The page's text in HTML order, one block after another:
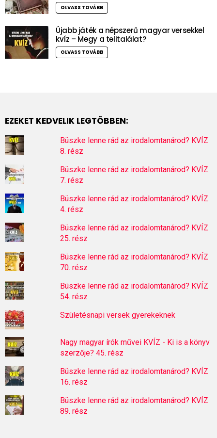
OLVASS TOVÁBB
Újabb játék a népszerű magyar versekkel
kvíz – Megy a telitalálat?
OLVASS TOVÁBB
EZEKET KEDVELIK LEGTÖBBEN:
Büszke lenne rád az irodalomtanárod? KVÍZ
8. rész
Büszke lenne rád az irodalomtanárod? KVÍZ
7. rész
Büszke lenne rád az irodalomtanárod? KVÍZ
4. rész
Büszke lenne rád az irodalomtanárod? KVÍZ
25. rész
Büszke lenne rád az irodalomtanárod? KVÍZ
70. rész
Büszke lenne rád az irodalomtanárod? KVÍZ
54. rész
Születésnapi versek gyerekeknek
Nagy magyar írók művei KVÍZ - Ki is a könyv
szerzője? 45. rész
Büszke lenne rád az irodalomtanárod? KVÍZ
16. rész
Büszke lenne rád az irodalomtanárod? KVÍZ
89. rész